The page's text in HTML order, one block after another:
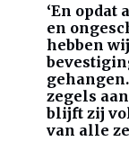
‘En opdat
en
hebben
zegels
blijft zij
van alle